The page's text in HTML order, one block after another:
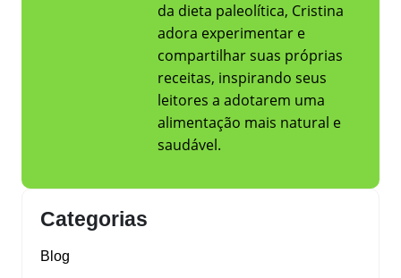
da dieta paleolítica, Cristina
adora experimentar e
compartilhar suas próprias
receitas, inspirando seus
leitores a adotarem uma
alimentação mais natural e
saudável.
Categorias
Blog